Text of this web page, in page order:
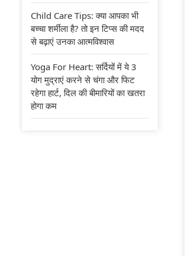
Child Care Tips: क्या आपका भी
बच्चा शर्मीला है? तो इन टिप्स की मदद
से बढ़ाएं उनका आत्मविश्वास
Yoga For Heart: सर्दियों में ये 3
योग मुद्राएं करने से चंगा और फिट
रहेगा हार्ट, दिल की बीमारियों का खतरा
होगा कम